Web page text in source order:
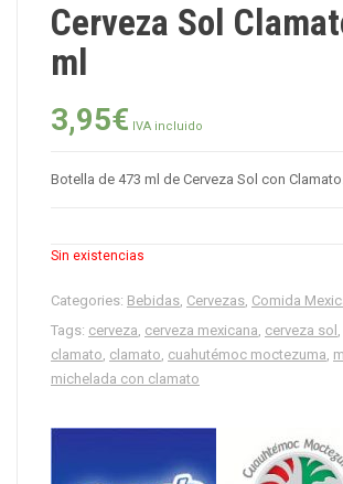
Cerveza Sol
ml
3,95€ IVA incluido
Botella de 473 ml de Cerveza Sol con
Sin existencias
Categories: Bebidas, Cervezas, Comida
Tags: cerveza, cerveza mexicana, cerveza sol ,
clamato, clamato, cuahutémoc moctezuma,
michelada con clamato